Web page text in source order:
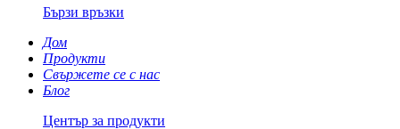
Бързи връзки
Дом
Продукти
Свържете се с нас
Блог
Център за продукти